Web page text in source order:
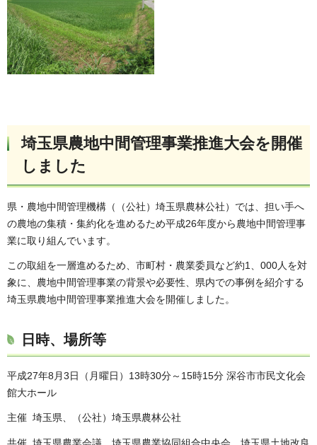
埼玉県農地中間管理事業推進大会を開催
しました
県・農地中間管理機構（（公社）埼玉県農林公社）では、担い手へ
の農地の集積・集約化を進めるため平成26年度から農地中間管理事
業に取り組んでいます。
この取組を一層進めるため、市町村・農業委員など約1、000人を対
象に、農地中間管理事業の背景や必要性、県内での事例を紹介する
埼玉県農地中間管理事業推進大会を開催しました。
日時、場所等
平成27年8月3日（月曜日）13時30分～15時15分 深谷市市民文化会
館大ホール
主催 埼玉県、（公社）埼玉県農林公社
共催 埼玉県農業会議、埼玉県農業協同組合中央会、埼玉県土地改良